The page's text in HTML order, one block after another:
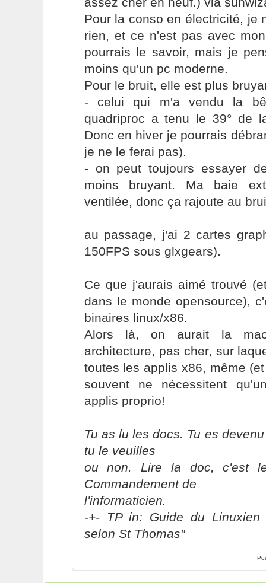
Pour la conso en électricité, je
rien, et ce n'est pas avec
pourrais le savoir, mais je
moins qu'un pc moderne.
Pour le bruit, elle est plus
- celui qui m'a vendu la
quadriproc a tenu le 39° de
Donc en hiver je pourrais
je ne le ferai pas).
- on peut toujours essayer
moins bruyant. Ma baie
ventilée, donc ça rajoute au
au passage, j'ai 2 cartes
150FPS sous glxgears).
Ce que j'aurais aimé trouvé
dans le monde opensource),
binaires linux/x86.
Alors là, on aurait la
architecture, pas cher, sur
toutes les applis x86, même
souvent ne nécessitent
applis proprio!
Tu as lu les docs. Tu es
tu le veuilles
ou non. Lire la doc, c'est
Commandement de
l'informaticien.
-+- TP in: Guide du Linuxien
selon St Thomas"